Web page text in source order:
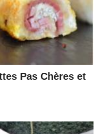
Pas Chères et